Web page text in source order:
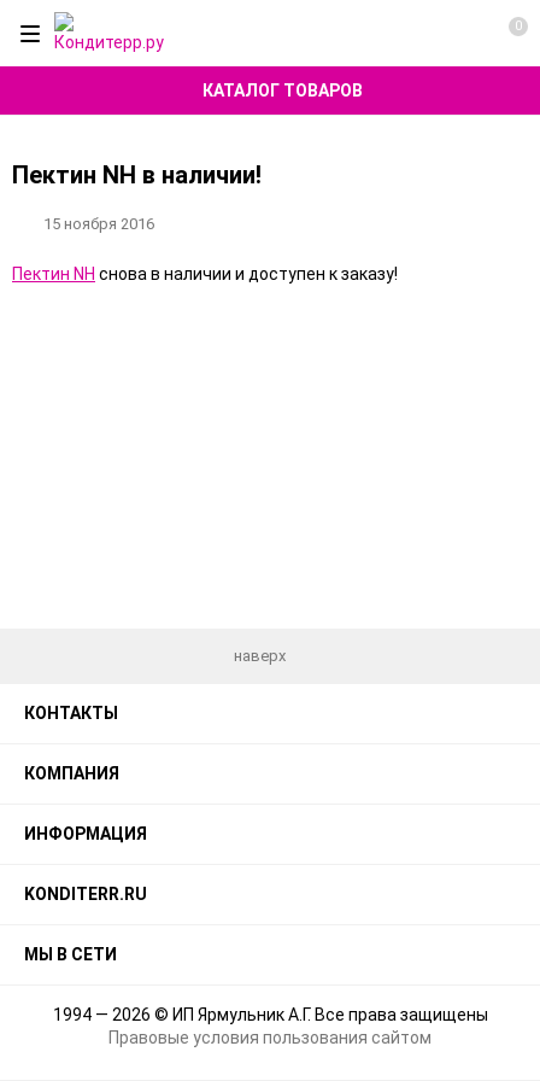
КАТАЛОГ ТОВАРОВ
0
Пектин NH в наличии!
15 ноября 2016
Пектин NH снова в наличии и доступен к заказу!
наверх
КОНТАКТЫ
КОМПАНИЯ
ИНФОРМАЦИЯ
KONDITERR.RU
МЫ В СЕТИ
1994 — 2026 © ИП Ярмульник А.Г. Все права защищены
Правовые условия пользования сайтом